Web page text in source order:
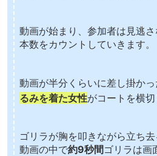
動画が始まり、参加者は見逃
本数をカウントしていきます。
動画が半分くらいに差し掛かっ
るみを着た女性がコートを横切
ゴリラが胸を叩きながら立ち去
動画の中で約9秒間ゴリラは画